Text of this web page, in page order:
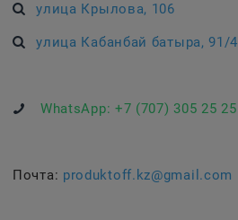
улица Крылова, 106
улица Кабанбай батыра, 91/4
WhatsApp: +7 (707) 305 25 25
Почта: produktoff.kz@gmail.com